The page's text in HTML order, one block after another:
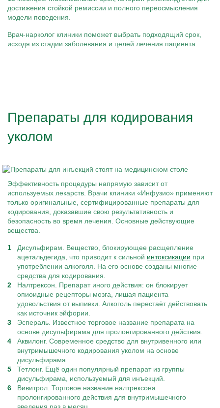
достижения стойкой ремиссии и полного переосмысления
модели поведения.
Врач-нарколог клиники поможет выбрать подходящий срок,
исходя из стадии заболевания и целей лечения пациента.
Препараты для кодирования
уколом
Эффективность процедуры напрямую зависит от
используемых лекарств. Врачи клиники «Инфузио» применяют
только оригинальные, сертифицированные препараты для
кодирования, доказавшие свою результативность и
безопасность во время лечения. Основные действующие
вещества.
Дисульфирам. Вещество, блокирующее расщепление
ацетальдегида, что приводит к сильной интоксикации при
употреблении алкоголя. На его основе созданы многие
средства для кодирования.
Налтрексон. Препарат иного действия: он блокирует
опиоидные рецепторы мозга, лишая пациента
удовольствия от выпивки. Алкоголь перестаёт действовать
как источник эйфории.
Эспераль. Известное торговое название препарата на
основе дисульфирама для пролонгированного действия.
Аквилонг. Современное средство для внутривенного или
внутримышечного кодирования уколом на основе
дисульфирама.
Тетлонг. Ещё один популярный препарат из группы
дисульфирама, используемый для инъекций.
Вивитрол. Торговое название налтрексона
пролонгированного действия для внутримышечного